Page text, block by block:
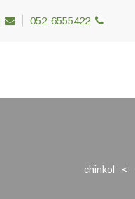
052-6555422
>
chinkol